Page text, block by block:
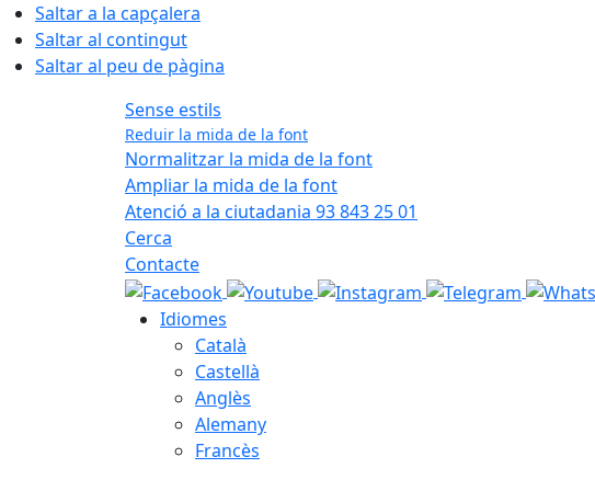
Saltar a la capçalera
Saltar al contingut
Saltar al peu de pàgina
Sense estils
Reduir la mida de la font
Normalitzar la mida de la font
Ampliar la mida de la font
Atenció a la ciutadania 93 843 25 01
Cerca
Contacte
Idiomes
Català
Castellà
Anglès
Alemany
Francès